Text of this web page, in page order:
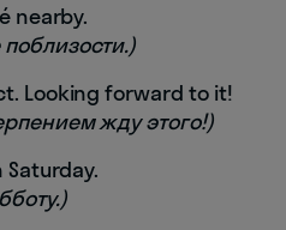
nearby.
Looking forward to it!
жду этого!)
Saturday.